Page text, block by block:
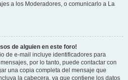
a los Moderadores, o comunicarlo a La
de alguien en este foro!
de e-mail incluye identificadores para
por lo tanto, puede contactar con
una copia completa del mensaje que
la cabecera, ya que contiene los datos